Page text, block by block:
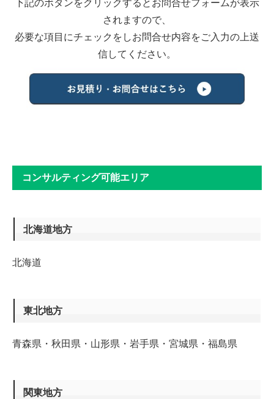
下記のボタンをクリックするとお問合せフォームが表示
されますので、
必要な項目にチェックをしお問合せ内容をご入力の上送
信してください。
コンサルティング可能エリア
北海道地方
北海道
東北地方
青森県・秋田県・山形県・岩手県・宮城県・福島県
関東地方